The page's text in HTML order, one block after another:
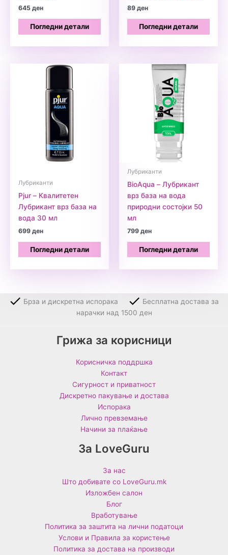
645ден
Погледни детали
89ден
Погледни детали
Лубриканти
Pjur – Квалитетен
Лубрикант врз база на
вода 30 мл
699ден
Погледни детали
Лубриканти
BioAqua – Лубрикант
врз база на вода
природни состојки 50
мл
799ден
Погледни детали
Брза и дискретна испорака
Бесплатна достава за
нарачки над 1500 ден
Грижа за корисници
Корисничка поддршка
Контакт
Сигурност и приватност
Дискретно пакување и достава
Испорака
Лично превземање
Начини за плаќање
За LoveGuru
За нас
Што добивате со LoveGuru.mk
Изложбен салон
Блог
Вработување
Политика за заштита на лични податоци
Услови и Правила за користење
Политика за достава на производи